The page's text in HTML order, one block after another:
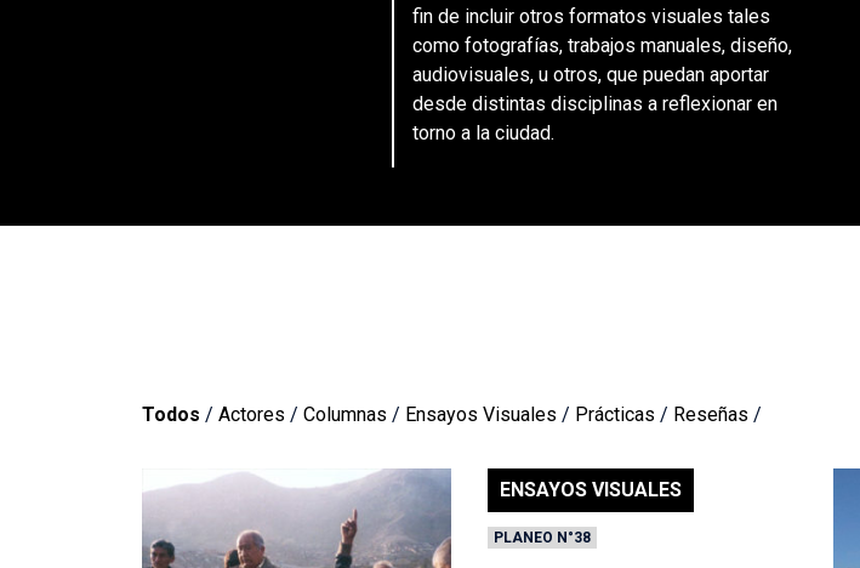
fin de incluir otros formatos visuales tales
como fotografías, trabajos manuales, diseño,
audiovisuales, u otros, que puedan aportar
desde distintas disciplinas a reflexionar en
torno a la ciudad.
Todos / Actores / Columnas / Ensayos Visuales / Prácticas / Reseñas /
ENSAYOS VISUALES
PLANEO N°38